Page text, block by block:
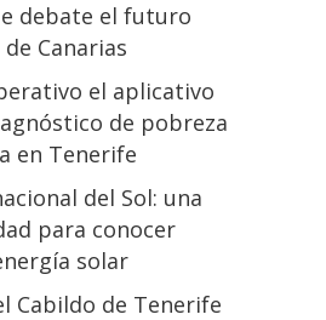
debate el futuro
Canarias
el aplicativo
de pobreza
en Tenerife
del Sol: una
para conocer
solar
Cabildo de Tenerife